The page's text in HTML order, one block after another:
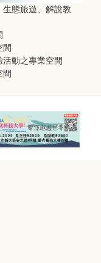
態旅遊、解說教
間
動之專業空間
間